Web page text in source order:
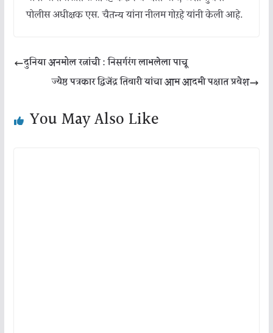
पोलीस अधीक्षक एस. चैतन्य यांना नीलम गोऱहे यांनी केली आहे.
दुनिया अनमोल रत्नांची : निसर्गरंग लाभलेला पाचू
ज्येष्ठ पत्रकार द्विजेंद्र तिवारी यांचा आम आदमी पक्षात प्रवेश
You May Also Like